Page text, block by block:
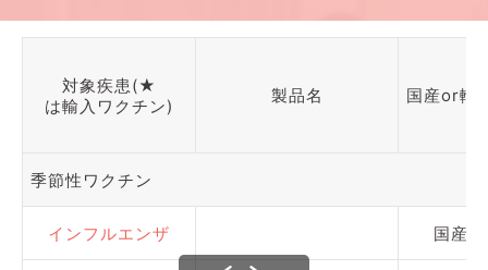
対象疾患(★
は輸入ワクチン)
製品名 国産or輸
季節性ワクチン
インフルエンザ 国産